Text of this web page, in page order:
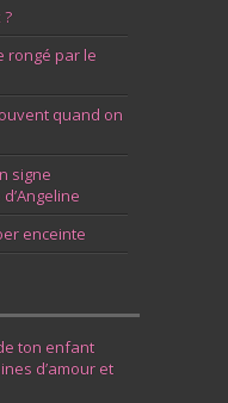
rongé par le
quand on
signe
enceinte
ton enfant
d’amour et